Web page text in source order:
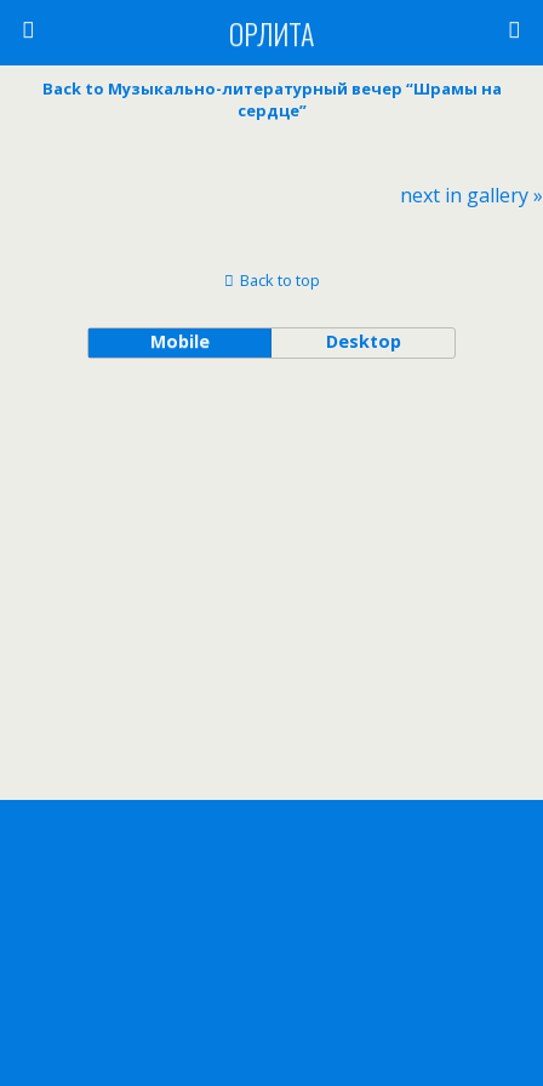
ОРЛИТА
Back to Музыкально-литературный вечер “Шрамы на
сердце”
next in gallery »
Back to top
Mobile Desktop